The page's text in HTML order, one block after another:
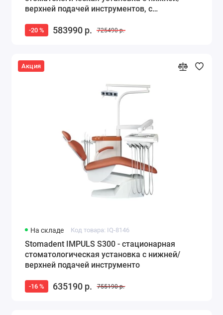
верхней подачей инструментов, с
-20 % 583990 р. 725490 р.
Акция
На складе Код товара: IQ-8146
Stomadent IMPULS S300 - стационарная
стоматологическая установка с нижней/
верхней подачей инструменто
-16 % 635190 р. 755190 р.